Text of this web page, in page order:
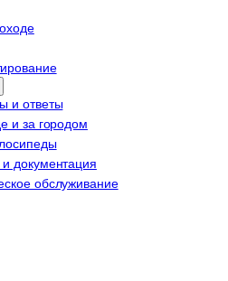
и ответы
и за городом
документация
обслуживание